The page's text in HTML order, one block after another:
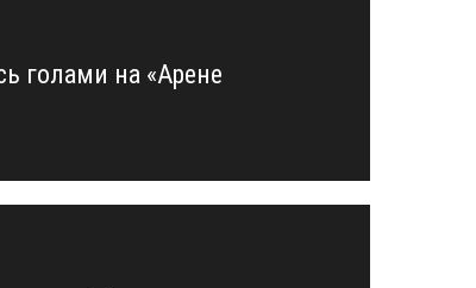
голами на «Арене